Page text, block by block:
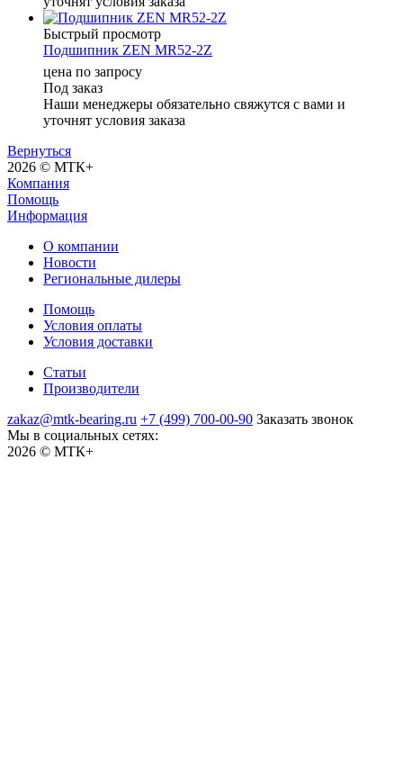
Быстрый просмотр
Подшипник ZEN MR52-2Z
цена по запросу
Под заказ
Наши менеджеры обязательно свяжутся с вами и
уточнят условия заказа
Вернуться
2026 © МТК+
Компания
Помощь
Информация
О компании
Новости
Региональные дилеры
Помощь
Условия оплаты
Условия доставки
Статьи
Производители
zakaz@mtk-bearing.ru +7 (499) 700-00-90 Заказать звонок
Мы в социальных сетях:
2026 © МТК+